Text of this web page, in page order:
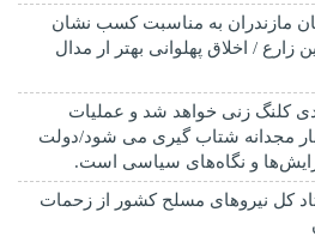
مازندران به مناسبت کسب نشان
/ اخلاق پهلوانی بهتر ار مدال
کلنگ زنی خواهد شد و عملیات
مجدانه شتاب گیری می شود/دولت
و نگاه‌های سیاسی است.
کل نیرو‌های مسلح کشور از زحمات